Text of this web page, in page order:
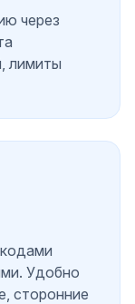
через
лимиты
Удобно
сторонние